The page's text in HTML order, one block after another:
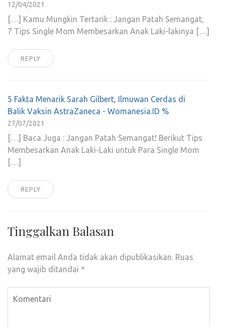
12/04/2021
[…] Kamu Mungkin Tertarik : Jangan Patah Semangat,
7 Tips Single Mom Membesarkan Anak Laki-lakinya […]
REPLY
5 Fakta Menarik Sarah Gilbert, Ilmuwan Cerdas di
Balik Vaksin AstraZaneca - Womanesia.ID %
27/07/2021
[…] Baca Juga : Jangan Patah Semangat! Berikut Tips
Membesarkan Anak Laki-Laki untuk Para Single Mom
[…]
REPLY
Tinggalkan Balasan
Alamat email Anda tidak akan dipublikasikan. Ruas
yang wajib ditandai *